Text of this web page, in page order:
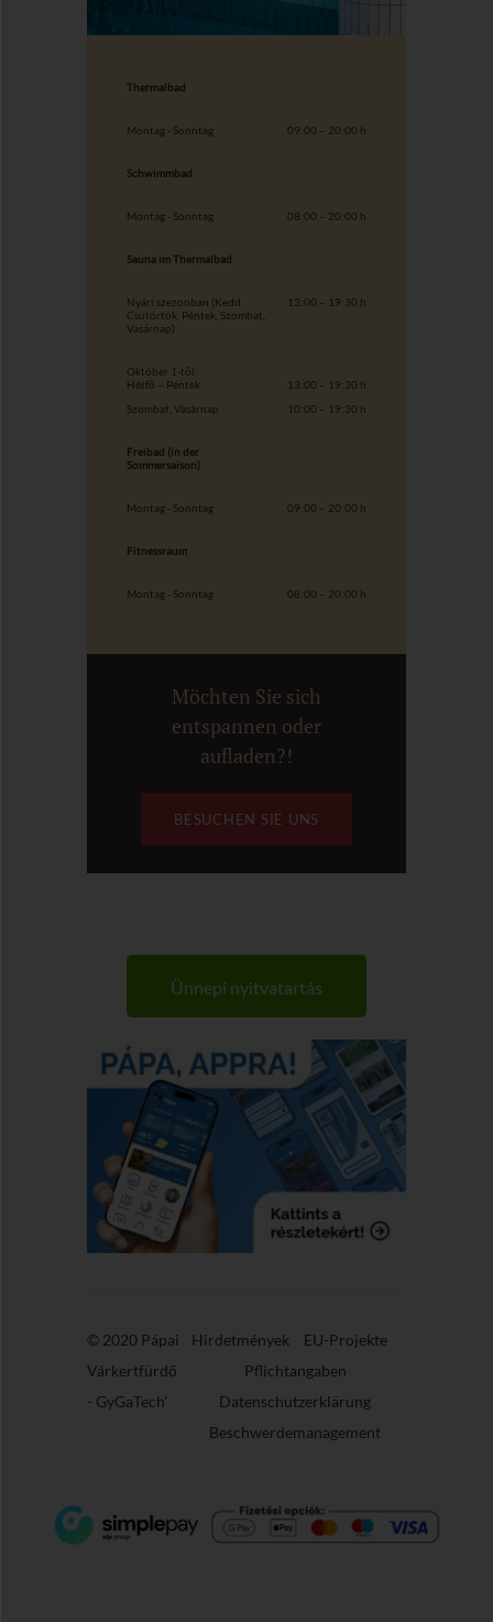
Thermalbad
Montag - Sonntag 09:00 – 20:00 h
Schwimmbad
Montag - Sonntag 08:00 – 20:00 h
Sauna im Thermalbad
Nyári szezonban (Kedd,
Csütörtök, Péntek, Szombat,
Vasárnap):
13:00 – 19:30 h
Október 1-től:
Hétfő – Péntek
Szombat, Vasárnap
13:00 – 19:30 h
10:00 – 19:30 h
Freibad (in der
Sommersaison)
Montag - Sonntag 09:00 – 20:00 h
Fitnessraum
Montag - Sonntag 08:00 – 20:00 h
Möchten Sie sich
entspannen oder
aufladen?!
BESUCHEN SIE UNS
Ünnepi nyitvatartás
© 2020 Pápai
Várkertfürdő
- GyGaTech'
Hirdetmények
EU-Projekte
Pflichtangaben
Datenschutzerklärung
Beschwerdemanagement